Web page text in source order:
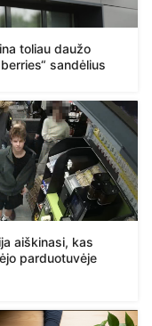
toliau daužo
sandėlius
aiškinasi, kas
parduotuvėje